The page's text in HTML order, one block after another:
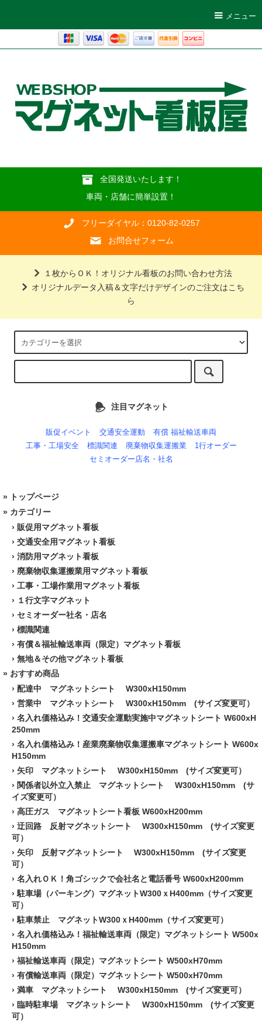
メニュー
全国発送いたします！
車両・店舗に簡単設置！
フリーダイヤル：0120-82-0257
お問合せフォーム
１枚からＯＫ！オリジナル看板のお問い合わせ方法
オリジナルデータ入稿＆文字だけデザインのご注文はこち
ら
注目マグネット
販促イベント 交通安全運動
有償 福祉輸送車両
工事・工場安全
標識関連 廃棄物収集運搬業
1行オーダー
セミオーダー店名・社名
» トップページ
» カテゴリー
› 販促用マグネット看板
› 交通安全用マグネット看板
› 消防用マグネット看板
› 廃棄物収集運搬業用マグネット看板
› 工事・工場作業用マグネット看板
› １行文字マグネット
› セミオーダー社名・店名
› 標識関連
› 有償＆福祉輸送車両（限定）マグネット看板
› 無地＆その他マグネット看板
» おすすめ商品
› 配達中 マグネットシート W300xH150mm
› 営業中 マグネットシート W300xH150mm (サイズ変更可）
› 名入れ価格込み！交通安全運動実施中マグネットシート W600xH
250mm
› 名入れ価格込み！産業廃棄物収集運搬車マグネットシート W600x
H150mm
› 矢印 マグネットシート W300xH150mm (サイズ変更可）
› 関係者以外立入禁止 マグネットシート W300xH150mm (サ
イズ変更可）
› 高圧ガス マグネットシート看板 W600xH200mm
› 迂回路 反射マグネットシート W300xH150mm (サイズ変更
可）
› 矢印 反射マグネットシート W300xH150mm (サイズ変更
可）
› 名入れＯＫ！角ゴシックで会社名と電話番号 W600xH200mm
› 駐車場（パーキング）マグネットW300ｘH400mm（サイズ変更
可）
› 駐車禁止 マグネットW300ｘH400mm（サイズ変更可）
› 名入れ価格込み！福祉輸送車両（限定）マグネットシート W500x
H150mm
› 福祉輸送車両（限定）マグネットシート W500xH70mm
› 有償輸送車両（限定）マグネットシート W500xH70mm
› 満車 マグネットシート W300xH150mm (サイズ変更可）
› 臨時駐車場 マグネットシート W300xH150mm (サイズ変更
可）